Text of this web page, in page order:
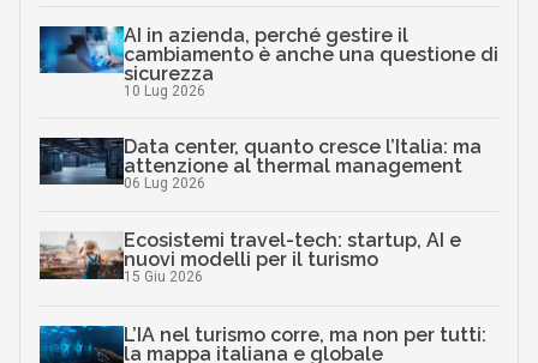
AI in azienda, perché gestire il
cambiamento è anche una questione di
sicurezza
10 Lug 2026
Data center, quanto cresce l’Italia: ma
attenzione al thermal management
06 Lug 2026
Ecosistemi travel-tech: startup, AI e
nuovi modelli per il turismo
15 Giu 2026
L’IA nel turismo corre, ma non per tutti:
la mappa italiana e globale